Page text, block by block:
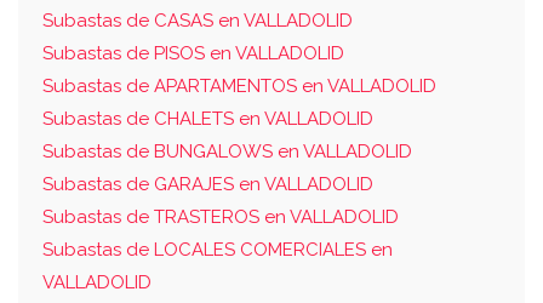
Subastas de CASAS en VALLADOLID
Subastas de PISOS en VALLADOLID
Subastas de APARTAMENTOS en VALLADOLID
Subastas de CHALETS en VALLADOLID
Subastas de BUNGALOWS en VALLADOLID
Subastas de GARAJES en VALLADOLID
Subastas de TRASTEROS en VALLADOLID
Subastas de LOCALES COMERCIALES en
VALLADOLID